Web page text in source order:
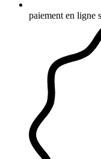
paiement en ligne